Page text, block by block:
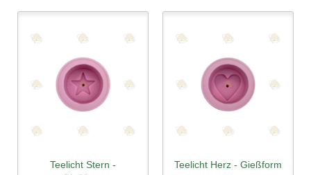
Teelicht Stern -
Teelicht Herz - Gießform